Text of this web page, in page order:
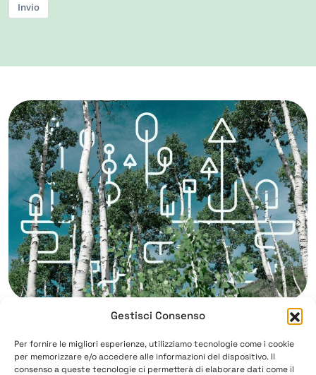
Gestisci Consenso
Per fornire le migliori esperienze, utilizziamo tecnologie come i cookie
per memorizzare e/o accedere alle informazioni del dispositivo. Il
consenso a queste tecnologie ci permetterà di elaborare dati come il
Invio
🔗 Link utili
🌳 Chi è PANDO